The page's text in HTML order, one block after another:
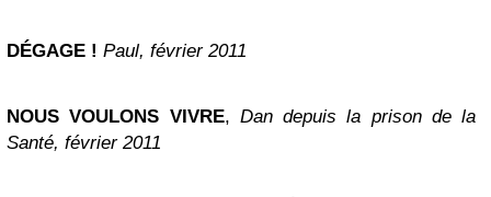
DÉGAGE ! Paul, février 2011
NOUS VOULONS VIVRE, Dan depuis la prison de la
Santé, février 2011